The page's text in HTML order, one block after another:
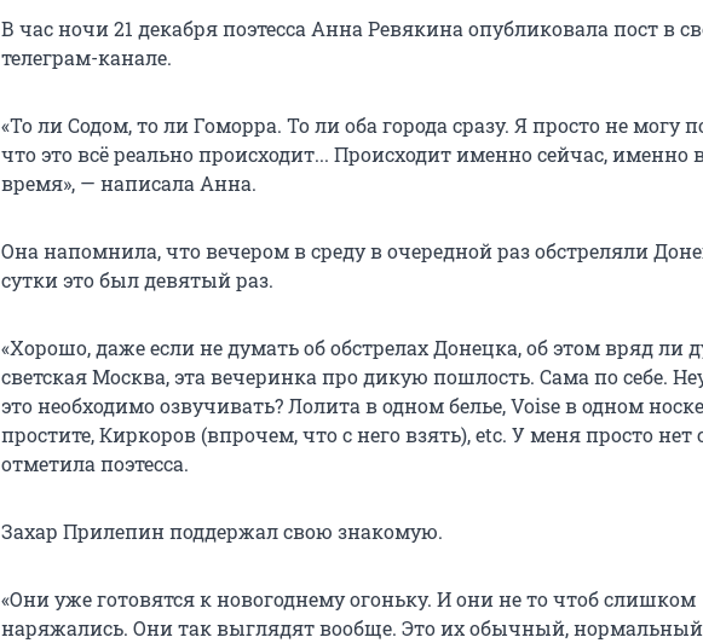
В час ночи 21 декабря поэтесса Анна Ревякина опубликовала пост в
телеграм-канале.
«То ли Содом, то ли Гоморра. То ли оба города сразу. Я просто не могу
что это всё реально происходит... Происходит именно сейчас, именно
время», — написала Анна.
Она напомнила, что вечером в среду в очередной раз обстреляли
сутки это был девятый раз.
«Хорошо, даже если не думать об обстрелах Донецка, об этом вряд ли
светская Москва, эта вечеринка про дикую пошлость. Сама по себе.
это необходимо озвучивать? Лолита в одном белье, Voise в одном
простите, Киркоров (впрочем, что с него взять), etc. У меня просто нет
отметила поэтесса.
Захар Прилепин поддержал свою знакомую.
«Они уже готовятся к новогоднему огоньку. И они не то чтоб слишком
наряжались. Они так выглядят вообще. Это их обычный,